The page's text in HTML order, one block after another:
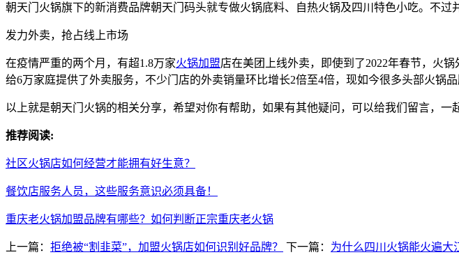
朝天门火锅旗下的新消费品牌朝天门码头就专做火锅底料、自热火锅及四川特色小吃。不
发力外卖，抢占线上市场
在疫情严重的两个月，有超1.8万家火锅加盟店在美团上线外卖，即使到了2022年春节，火
给6万家庭提供了外卖服务，不少门店的外卖销量环比增长2倍至4倍，现如今很多头部火锅
以上就是朝天门火锅的相关分享，希望对你有帮助，如果有其他疑问，可以给我们留言，一
推荐阅读:
社区火锅店如何经营才能拥有好生意？
餐饮店服务人员，这些服务意识必须具备！
重庆老火锅加盟品牌有哪些？如何判断正宗重庆老火锅
上一篇： 拒绝被“割韭菜”，加盟火锅店如何识别好品牌？ 下一篇： 为什么四川火锅能火遍大